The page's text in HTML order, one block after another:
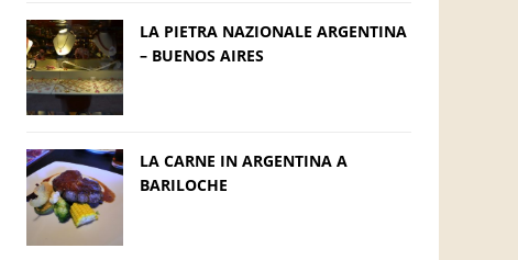
LA PIETRA NAZIONALE ARGENTINA
– BUENOS AIRES
LA CARNE IN ARGENTINA A
BARILOCHE